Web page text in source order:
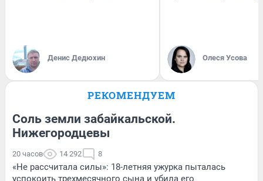
Денис Дедюхин Олеся Усова
РЕКОМЕНДУЕМ
Соль земли забайкальской.
Нижегородцевы
20 часов 14 292 8
«Не рассчитала силы»: 18-летняя ужурка пыталась
успокоить трехмесячного сына и убила его